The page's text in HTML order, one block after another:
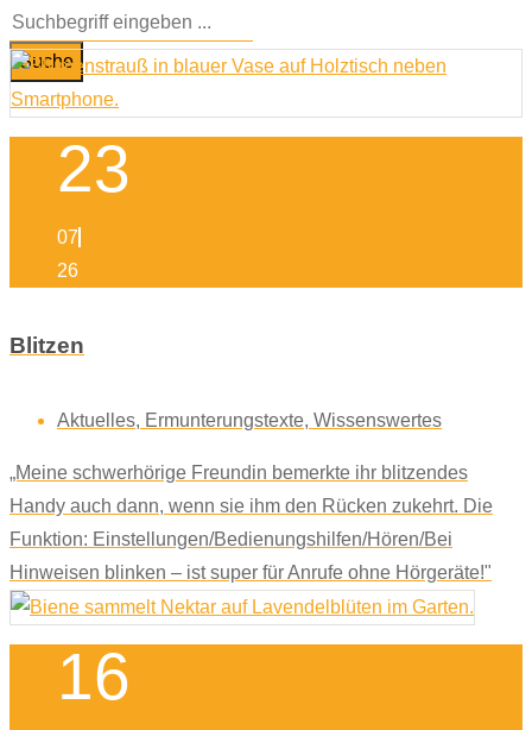
Suche
23
07
26
Blitzen
Aktuelles, Ermunterungstexte, Wissenswertes
„Meine schwerhörige Freundin bemerkte ihr blitzendes
Handy auch dann, wenn sie ihm den Rücken zukehrt. Die
Funktion: Einstellungen/Bedienungshilfen/Hören/Bei
Hinweisen blinken – ist super für Anrufe ohne Hörgeräte!"
16